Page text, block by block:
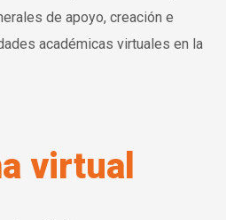
de apoyo, creación e
académicas virtuales en la
virtual